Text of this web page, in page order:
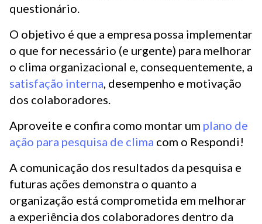
questionário.
O objetivo é que a empresa possa implementar
o que for necessário (e urgente) para melhorar
o clima organizacional e, consequentemente, a
satisfação interna , desempenho e motivação
dos colaboradores.
Aproveite e confira como montar um plano de
ação para pesquisa de clima com o Respondi!
A comunicação dos resultados da pesquisa e
futuras ações demonstra o quanto a
organização está comprometida em melhorar
a experiência dos colaboradores dentro da